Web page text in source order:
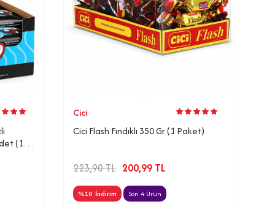
(1
Cici
Cici Flash Fındıklı 350 Gr (1 Paket)
223,90TL 200,99 TL
%10 İndirim Son 4 Ürün